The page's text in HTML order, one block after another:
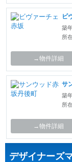
ビ
築
所
→物件詳細
サ
築
所
→物件詳細
デザイナーズ